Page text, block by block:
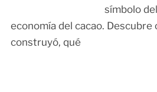
símbolo
economía del cacao. Descubre
construyó, qué